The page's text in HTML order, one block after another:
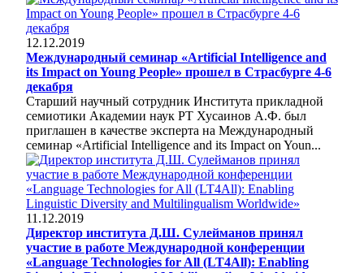
12.12.2019
Международный семинар «Artificial Intelligence and
its Impact on Young People» прошел в Страсбурге 4-6
декабря
Старший научный сотрудник Института прикладной
семиотики Академии наук РТ Хусаинов А.Ф. был
приглашен в качестве эксперта на Международный
семинар «Artificial Intelligence and its Impact on Youn...
11.12.2019
Директор института Д.Ш. Сулейманов принял
участие в работе Международной конференции
«Language Technologies for All (LT4All): Enabling